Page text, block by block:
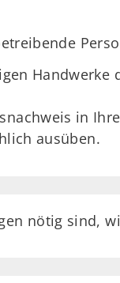
Handwerke
in
ausüben.
nötig sind,